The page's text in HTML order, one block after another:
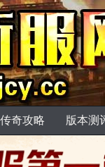
传奇攻略 版本测